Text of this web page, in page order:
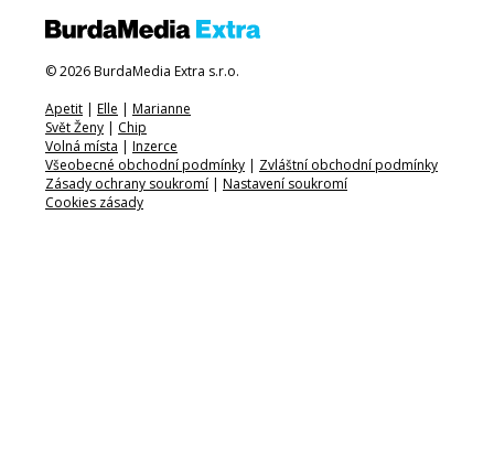
© 2026 BurdaMedia Extra s.r.o.
Apetit | Elle | Marianne
Svět Ženy | Chip
Volná místa | Inzerce
Všeobecné obchodní podmínky | Zvláštní obchodní podmínky
Zásady ochrany soukromí | Nastavení soukromí
Cookies zásady